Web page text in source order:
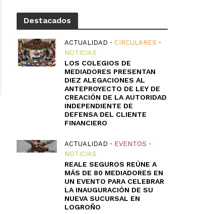
Destacados
ACTUALIDAD • CIRCULARES •
NOTICIAS
LOS COLEGIOS DE
MEDIADORES PRESENTAN
DIEZ ALEGACIONES AL
ANTEPROYECTO DE LEY DE
CREACIÓN DE LA AUTORIDAD
INDEPENDIENTE DE
DEFENSA DEL CLIENTE
FINANCIERO
ACTUALIDAD • EVENTOS •
NOTICIAS
REALE SEGUROS REÚNE A
MÁS DE 80 MEDIADORES EN
UN EVENTO PARA CELEBRAR
LA INAUGURACIÓN DE SU
NUEVA SUCURSAL EN
LOGROÑO